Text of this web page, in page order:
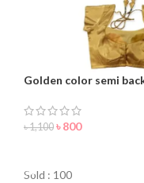
Golden color semi
৳1,100 ৳800
Sold : 100